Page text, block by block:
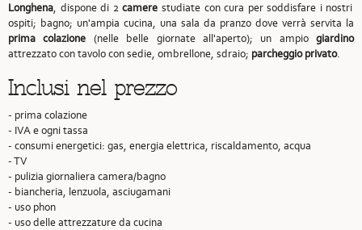
Longhena, dispone di 2camere studiate con cura per soddisfare i nostri
ospiti; bagno; un'ampia cucina, una sala da pranzo dove verrà servita la
prima colazione (nelle belle giornate all'aperto); un ampio giardino
attrezzato con tavolo con sedie, ombrellone, sdraio; parcheggio privato.
Inclusi nel prezzo
- prima colazione
- IVA e ogni tassa
- consumi energetici: gas, energia elettrica, riscaldamento, acqua
- TV
- pulizia giornaliera camera/bagno
- biancheria, lenzuola, asciugamani
- uso phon
- uso delle attrezzature da cucina